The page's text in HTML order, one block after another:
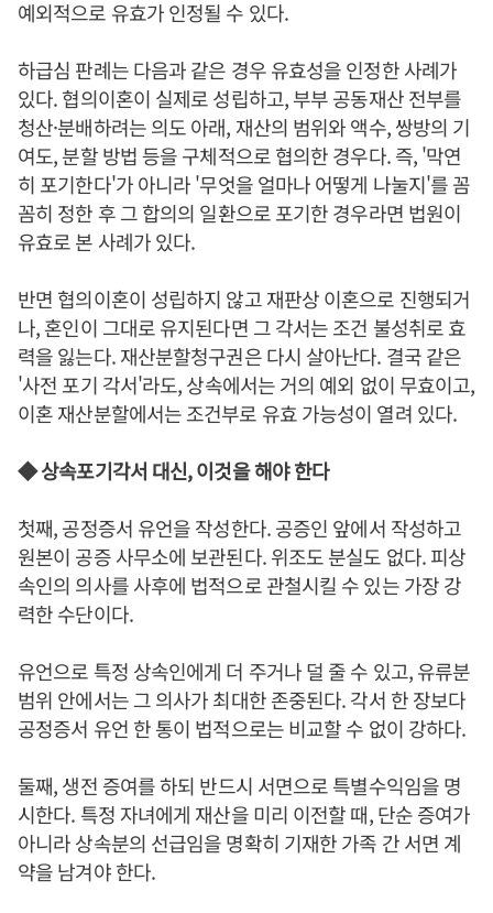
예외적으로 유효가 인정될 수 있다.
하급심 판례는 다음과 같은 경우 유효성을 인정한 사례가
있다. 협의이혼이 실제로 성립하고, 부부 공동재산 전부를
청산·분배하려는 의도 아래, 재산의 범위와 액수, 쌍방의 기
여도, 분할 방법 등을 구체적으로 협의한 경우다. 즉, '막연
히 포기한다'가 아니라 '무엇을 얼마나 어떻게 나눌지'를 꼼
꼼히 정한 후 그 합의의 일환으로 포기한 경우라면 법원이
유효로 본 사례가 있다.
반면 협의이혼이 성립하지 않고 재판상 이혼으로 진행되거
나, 혼인이 그대로 유지된다면 그 각서는 조건 불성취로 효
력을 잃는다. 재산분할청구권은 다시 살아난다. 결국 같은
'사전 포기 각서'라도, 상속에서는 거의 예외 없이 무효이고,
이혼 재산분할에서는 조건부로 유효 가능성이 열려 있다.
◆ 상속포기각서 대신, 이것을 해야 한다
첫째, 공정증서 유언을 작성한다. 공증인 앞에서 작성하고
원본이 공증 사무소에 보관된다. 위조도 분실도 없다. 피상
속인의 의사를 사후에 법적으로 관철시킬 수 있는 가장 강
력한 수단이다.
유언으로 특정 상속인에게 더 주거나 덜 줄 수 있고, 유류분
범위 안에서는 그 의사가 최대한 존중된다. 각서 한 장보다
공정증서 유언 한 통이 법적으로는 비교할 수 없이 강하다.
둘째, 생전 증여를 하되 반드시 서면으로 특별수익임을 명
시한다. 특정 자녀에게 재산을 미리 이전할 때, 단순 증여가
아니라 상속분의 선급임을 명확히 기재한 가족 간 서면 계
약을 남겨야 한다.